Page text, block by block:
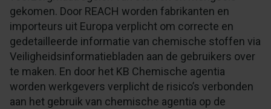
gekomen. Door REACH worden fabrikanten en
importeurs uit Europa verplicht om correcte en
gedetailleerde informatie van chemische stoffen via
Veiligheidsinformatiebladen aan de gebruikers over
te maken. En door het KB Chemische agentia
worden werkgevers verplicht de risico’s verbonden
aan het gebruik van chemische agentia op de